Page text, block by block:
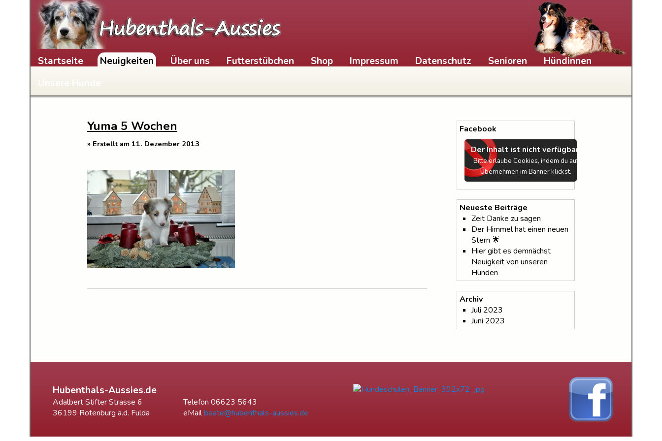
Skip to content
Startseite Neuigkeiten Über uns Futterstübchen Shop Impressum Datenschutz Senioren
Hündinnen
Unsere Hunde
Yuma 5 Wochen
» Erstellt am 11. Dezember 2013
Facebook
Der Inhalt ist nicht verfügbar.
Bitte erlaube Cookies, indem du auf
Übernehmen im Banner klickst.
Neueste Beiträge
Zeit Danke zu sagen
Der Himmel hat einen neuen
Stern 🌟
Hier gibt es demnächst
Neuigkeit von unseren
Hunden
Archiv
Juli 2023
Juni 2023
Hubenthals-Aussies.de
Adalbert Stifter Strasse 6
Telefon 06623 5643
36199 Rotenburg a.d. Fulda
eMailbeate@hubenthals-aussies.de